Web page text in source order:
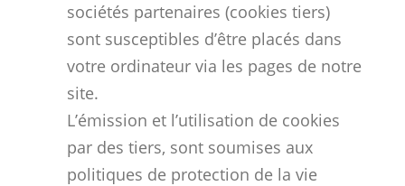
sociétés partenaires (cookies tiers)
sont susceptibles d’être placés dans
votre ordinateur via les pages de notre
site.
L’émission et l’utilisation de cookies
par des tiers, sont soumises aux
politiques de protection de la vie